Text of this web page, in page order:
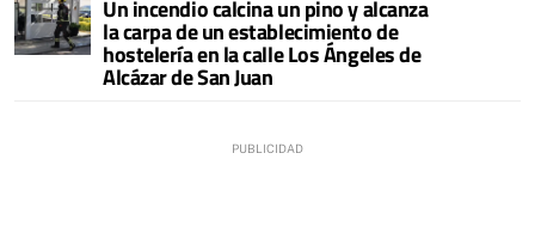
Un incendio calcina un pino y alcanza
la carpa de un establecimiento de
hostelería en la calle Los Ángeles de
Alcázar de San Juan